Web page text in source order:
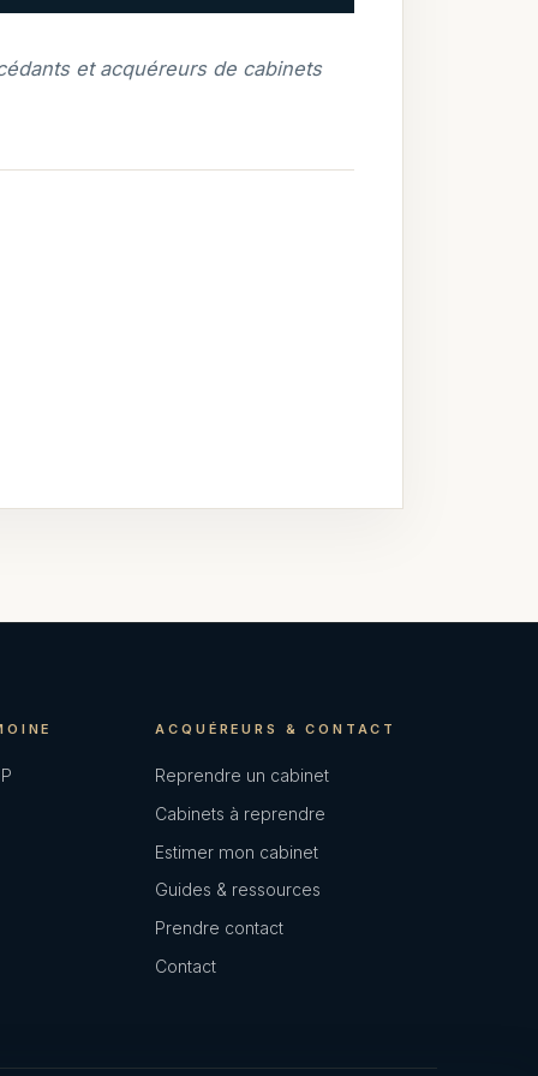
et acquéreurs de cabinets
ACQUÉREURS & CONTACT
Reprendre un cabinet
Cabinets à reprendre
Estimer mon cabinet
Guides & ressources
Prendre contact
Contact